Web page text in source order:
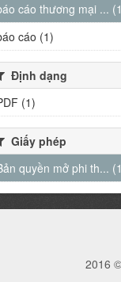
cáo thương mại ...
cáo (1)
Định dạng
(1)
Giấy phép
quyền mở phi th...
2016